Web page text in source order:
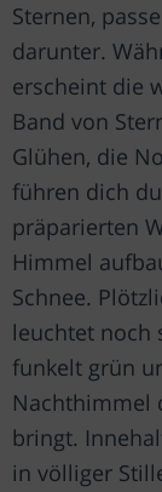
Sternen,
darunter.
erscheint die
Band von
Glühen, die
führen dich
präparierten
Himmel
Schnee.
leuchtet noch
funkelt grün
Nachthimmel
bringt.
in völliger